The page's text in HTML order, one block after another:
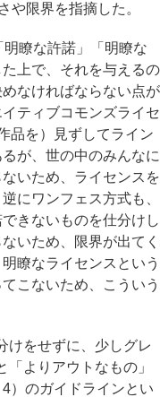
や限界を指摘した。
瞭な許諾」「明瞭な
上で、それを与えるの
なければならない点が
ティブコモンズライセ
品を）見ずしてライン
が、世の中のみんなに
いため、ライセンスを
にワンフェス方式も、
きないものを仕分けし
いため、限界が出てく
瞭なライセンスという
こないため、こういう
をせずに、少しグレ
よりアウトなもの」
）のガイドラインとい